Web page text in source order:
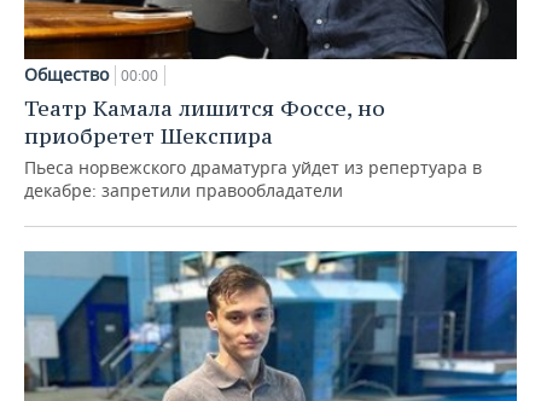
Общество 00:00
Театр Камала лишится Фоссе, но
приобретет Шекспира
Пьеса норвежского драматурга уйдет из репертуара в
декабре: запретили правообладатели